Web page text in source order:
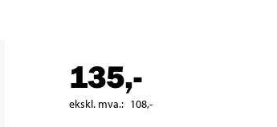
135,-
ekskl. mva.: 108,-